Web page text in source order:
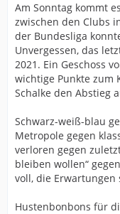
Am Sonntag kommt
zwischen den Clubs
der Bundesliga
Unvergessen, das
2021. Ein Geschoss
wichtige Punkte zum
Schalke den Abstieg
Schwarz-weiß-blau
Metropole gegen
verloren gegen
bleiben wollen“
voll, die Erwartungen
Hustenbonbons für